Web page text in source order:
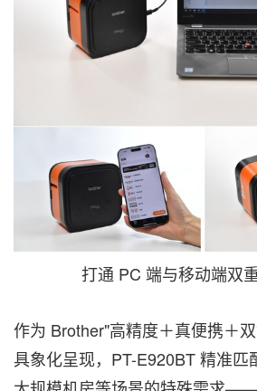
打通 PC 端与移动端双
作为 Brother"高精度＋真便携＋
具象化呈现，PT-E920BT 精准匹